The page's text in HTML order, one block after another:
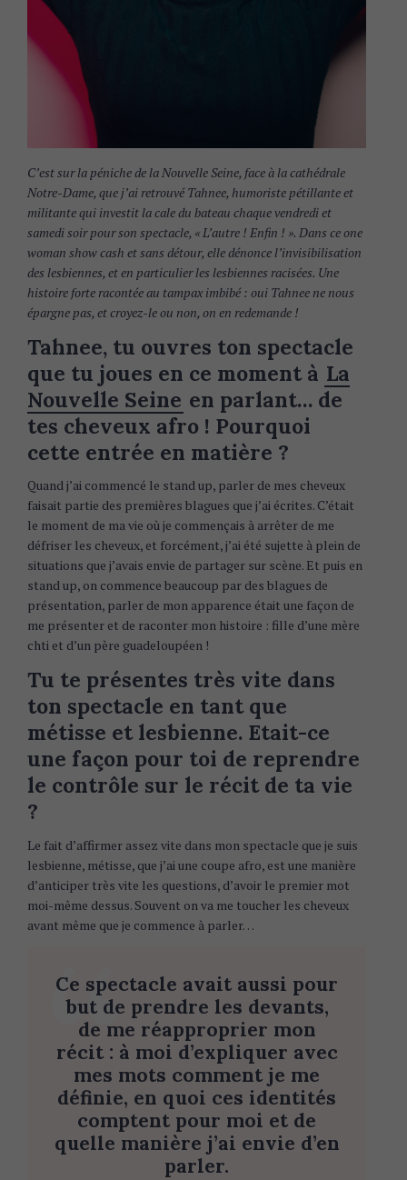
C’est sur la péniche de la Nouvelle Seine, face à la cathédrale
Notre-Dame, que j’ai retrouvé Tahnee, humoriste pétillante et
militante qui investit la cale du bateau chaque vendredi et
samedi soir pour son spectacle, « L’autre ! Enfin ! ». Dans ce one
woman show cash et sans détour, elle dénonce l’invisibilisation
des lesbiennes, et en particulier les lesbiennes racisées. Une
histoire forte racontée au tampax imbibé : oui Tahnee ne nous
épargne pas, et croyez-le ou non, on en redemande !
Tahnee, tu ouvres ton spectacle
que tu joues en ce moment à La
Nouvelle Seine en parlant… de
tes cheveux afro ! Pourquoi
cette entrée en matière ?
Quand j’ai commencé le stand up, parler de mes cheveux
faisait partie des premières blagues que j’ai écrites. C’était
le moment de ma vie où je commençais à arrêter de me
défriser les cheveux, et forcément, j’ai été sujette à plein de
situations que j’avais envie de partager sur scène. Et puis en
stand up, on commence beaucoup par des blagues de
présentation, parler de mon apparence était une façon de
me présenter et de raconter mon histoire : fille d’une mère
chti et d’un père guadeloupéen !
Tu te présentes très vite dans
ton spectacle en tant que
métisse et lesbienne. Etait-ce
une façon pour toi de reprendre
le contrôle sur le récit de ta vie
?
Le fait d’affirmer assez vite dans mon spectacle que je suis
lesbienne, métisse, que j’ai une coupe afro, est une manière
d’anticiper très vite les questions, d’avoir le premier mot
moi-même dessus. Souvent on va me toucher les cheveux
avant même que je commence à parler…
Ce spectacle avait aussi pour
but de prendre les devants,
de me réapproprier mon
récit : à moi d’expliquer avec
mes mots comment je me
définie, en quoi ces identités
comptent pour moi et de
quelle manière j’ai envie d’en
parler.